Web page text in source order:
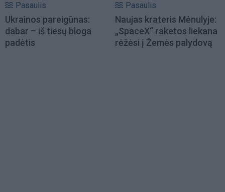
Pasaulis
Ukrainos pareigūnas:
dabar – iš tiesų bloga
padėtis
Pasaulis
Naujas krateris Mėnulyje:
„SpaceX“ raketos liekana
rėžėsi į Žemės palydovą